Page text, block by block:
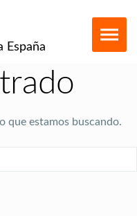
España
que estamos buscando.